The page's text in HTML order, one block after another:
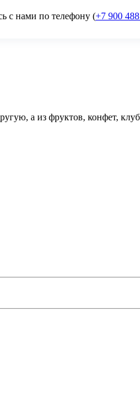
с нами по телефону (+7 900
а из фруктов, конфет,